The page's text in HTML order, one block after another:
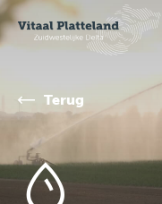
Terug